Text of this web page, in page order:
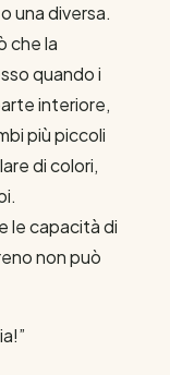
una diversa.
che la
quando i
interiore,
più piccoli
di colori,
le capacità di
non può